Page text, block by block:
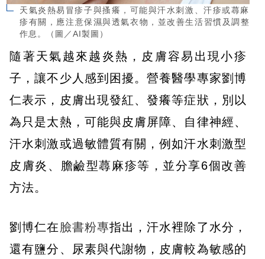
天氣炎熱易冒疹子與搔癢，可能與汗水刺激、汗疹或蕁麻
疹有關，應注意保濕與透氣衣物，並改善生活習慣及調整
作息。（圖／AI製圖）
隨著天氣越來越炎熱，皮膚容易出現小疹
子，讓不少人感到困擾。營養醫學專家劉博
仁表示，皮膚出現發紅、發癢等症狀，別以
為只是太熱，可能與皮膚屏障、自律神經、
汗水刺激或過敏體質有關，例如汗水刺激型
皮膚炎、膽鹼型蕁麻疹等，並分享6個改善
方法。
劉博仁在 臉書粉專指出，汗水裡除了水分，
還有鹽分、尿素與代謝物，皮膚較為敏感的